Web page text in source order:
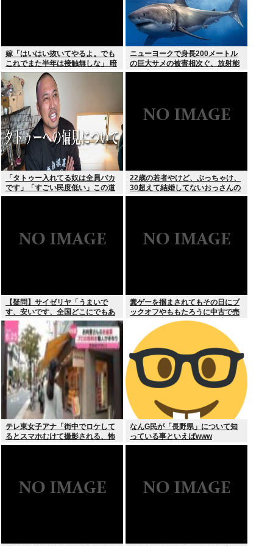
嫁「はいはい抜いてやるよ。でも
これでまた半年は接触無しな」 暗
黙のこれツラ過ぎるだろ
ニューヨークで身長200メートル
の巨大サメの被害相次ぐ、放射能
で巨大化した恐れ、Yahooニュー
「タトゥー入れてる奴は全員バカ
です」「すごい民度低い」この道
23年の彫り師YouTuberの動画が
22歳の若者やけど、ぶっちゃけ、
30超えて結婚してないおっさんの
こと見下してる
【疑問】サイゼリヤ「うまいで
す、安いです、全国どこにでもあ
ります」←こいつの弱点
糞ゲーを掴まされてもその日にブ
ックオフやももたろうに中古で売
りつける事ができなくなる時代に
テレ東女子アナ「街中でロケして
るとスマホむけて撮影される、怖
いからやめてね」
なんG民が「長野県」について知
っている事といえばwww